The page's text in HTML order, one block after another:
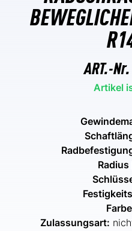
ART.-Nr.
Artikel
Zulassungsart: